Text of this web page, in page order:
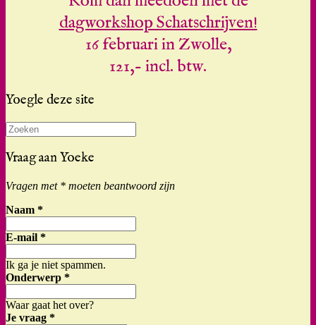
dagworkshop Schatschrijven!
16 februari in Zwolle,
121,- incl. btw.
Yoegle deze site
Zoeken
naar:
Vraag aan Yoeke
Vragen met * moeten beantwoord zijn
Naam *
E-mail *
Ik ga je niet spammen.
Onderwerp *
Waar gaat het over?
Je vraag *